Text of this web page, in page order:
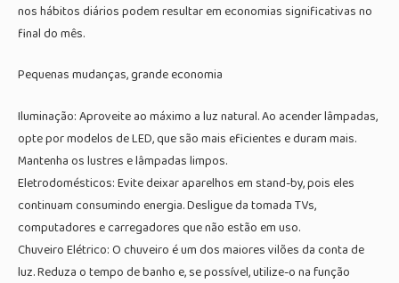
nos hábitos diários podem resultar em economias significativas no
final do mês.
Pequenas mudanças, grande economia
Iluminação: Aproveite ao máximo a luz natural. Ao acender lâmpadas,
opte por modelos de LED, que são mais eficientes e duram mais.
Mantenha os lustres e lâmpadas limpos.
Eletrodomésticos: Evite deixar aparelhos em stand-by, pois eles
continuam consumindo energia. Desligue da tomada TVs,
computadores e carregadores que não estão em uso.
Chuveiro Elétrico: O chuveiro é um dos maiores vilões da conta de
luz. Reduza o tempo de banho e, se possível, utilize-o na função